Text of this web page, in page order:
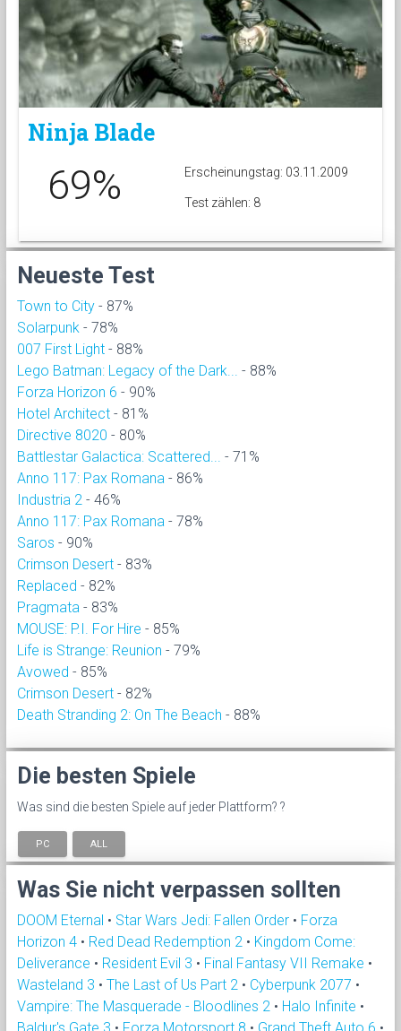
Ninja Blade
69% Erscheinungstag: 03.11.2009
Test zählen: 8
Neueste Test
Town to City - 87%
Solarpunk - 78%
007 First Light - 88%
Lego Batman: Legacy of the Dark... - 88%
Forza Horizon 6 - 90%
Hotel Architect - 81%
Directive 8020 - 80%
Battlestar Galactica: Scattered... - 71%
Anno 117: Pax Romana - 86%
Industria 2 - 46%
Anno 117: Pax Romana - 78%
Saros - 90%
Crimson Desert - 83%
Replaced - 82%
Pragmata - 83%
MOUSE: P.I. For Hire - 85%
Life is Strange: Reunion - 79%
Avowed - 85%
Crimson Desert - 82%
Death Stranding 2: On The Beach - 88%
Die besten Spiele
Was sind die besten Spiele auf jeder Plattform? ?
PC ALL
Was Sie nicht verpassen sollten
DOOM Eternal • Star Wars Jedi: Fallen Order • Forza
Horizon 4 • Red Dead Redemption 2 • Kingdom Come:
Deliverance • Resident Evil 3 • Final Fantasy VII Remake •
Wasteland 3 • The Last of Us Part 2 • Cyberpunk 2077 •
Vampire: The Masquerade - Bloodlines 2 • Halo Infinite •